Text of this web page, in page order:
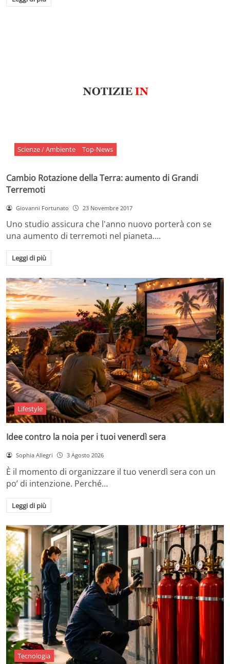
Scienze / Ambiente Top-News
Cambio Rotazione della Terra: aumento di Grandi
Terremoti
Giovanni Fortunato 23 Novembre 2017
Uno studio assicura che l'anno nuovo porterà con se
una aumento di terremoti nel pianeta.…
Leggi di più
Lifestyle
Idee contro la noia per i tuoi venerdì sera
Sophia Allegri 3 Agosto 2026
È il momento di organizzare il tuo venerdì sera con un
po’ di intenzione. Perché…
Leggi di più
Tecnologia